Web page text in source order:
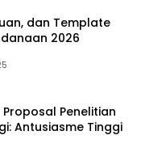
dan Template
2026
Penelitian
Antusiasme Tinggi